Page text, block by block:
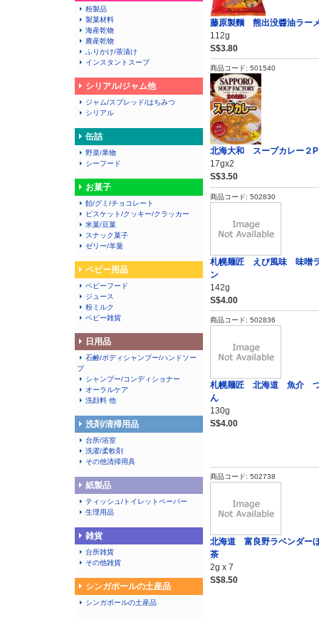
粉製品
製菓材料
海産乾物
農産乾物
ふりかけ/茶漬け
インスタントスープ
シリアル/ジャム他
ジャム/スプレッド/はちみつ
シリアル
缶詰
野菜/果物
シーフード
お菓子
飴/グミ/チョコレート
ビスケット/クッキー/クラッカー
米菓/豆菓
スナック菓子
ゼリー/羊羹
ベビー用品
ベビーフード
ジュース
粉ミルク
ベビー雑貨
日用品
石鹸/ボディシャンプー/ハンドソー
プ
シャンプー/コンディショナー
オーラルケア
洗顔料 他
洗剤/清掃用品
台所/浴室
洗濯/柔軟剤
その他清掃用具
紙製品
ティッシュ/トイレットペーパー
生理用品
雑貨
台所雑貨
その他雑貨
シンガポールの土産品
シンガポールの土産品
藤原製麵 熊出没醬油ラー
112g
S$3.80
商品コード: 501540
北海大和 スープカレー２P
17gx2
S$3.50
商品コード: 502830
札幌麺匠 えび風味 味噌
ン
142g
S$4.00
商品コード: 502836
札幌麺匠 北海道 魚介
ん
130g
S$4.00
商品コード: 502738
北海道 富良野ラベンダー
茶
2g x 7
S$8.50